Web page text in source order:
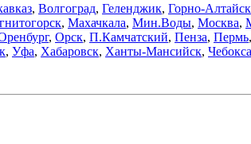
, Волгоград, Геленджик, Горно-Алтайск
, Махачкала, Мин.Воды, Москва,
, Орск, П.Камчатский, Пенза, Пермь,
, Уфа, Хабаровск, Ханты-Мансийск,